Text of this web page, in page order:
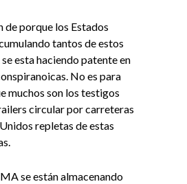
de porque los Estados
tantos de estos
esta haciendo patente en
No es para
muchos son los testigos
circular por carreteras
repletas de estas
se están almacenando